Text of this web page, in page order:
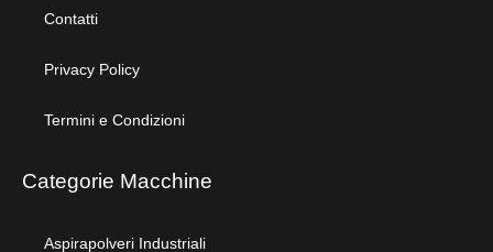
Contatti
Privacy Policy
Termini e Condizioni
Categorie Macchine
Aspirapolveri Industriali